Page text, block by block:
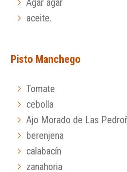
Agar agar
aceite.
Pisto Manchego
Tomate
cebolla
Ajo Morado de Las
berenjena
calabacín
zanahoria